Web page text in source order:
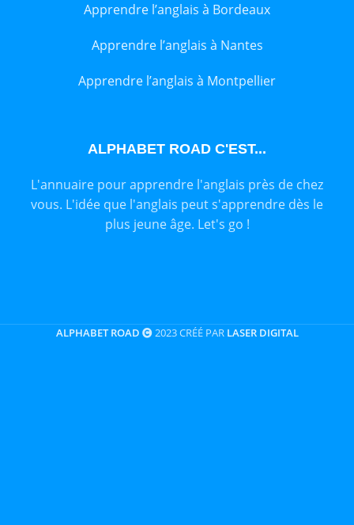
Apprendre l’anglais à Bordeaux
Apprendre l’anglais à Nantes
Apprendre l’anglais à Montpellier
ALPHABET ROAD C'EST...
L'annuaire pour apprendre l'anglais près de chez
vous. L'idée que l'anglais peut s'apprendre dès le
plus jeune âge. Let's go !
ALPHABET ROAD 2023 CRÉÉ PAR LASER DIGITAL